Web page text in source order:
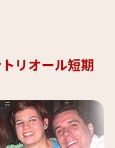
リオール短期